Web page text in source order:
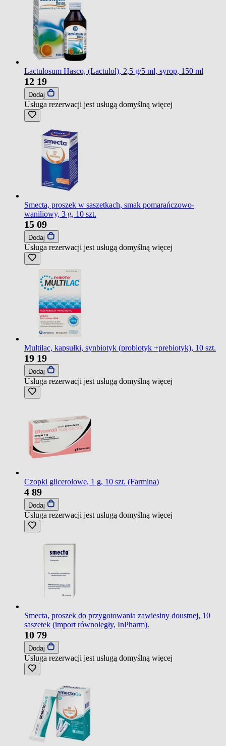
Lactulosum Hasco, (Lactulol), 2,5 g/5 ml, syrop, 150 ml
12 19
Dodaj
Usługa rezerwacji jest usługą domyślną więcej
Smecta, proszek w saszetkach, smak pomarańczowo-
waniliowy, 3 g, 10 szt.
15 09
Dodaj
Usługa rezerwacji jest usługą domyślną więcej
Multilac, kapsułki, synbiotyk (probiotyk +prebiotyk), 10 szt.
19 19
Dodaj
Usługa rezerwacji jest usługą domyślną więcej
Czopki glicerolowe, 1 g, 10 szt. (Farmina)
4 89
Dodaj
Usługa rezerwacji jest usługą domyślną więcej
Smecta, proszek do przygotowania zawiesiny doustnej, 10
saszetek (import równoległy, InPharm).
10 79
Dodaj
Usługa rezerwacji jest usługą domyślną więcej